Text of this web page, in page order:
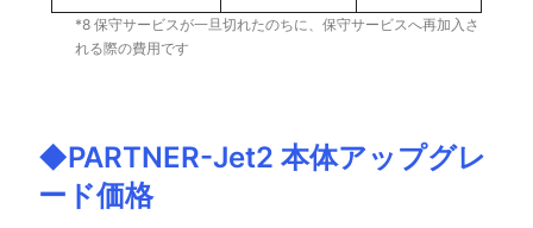
*8 保守サービスが一旦切れたのちに、保守サービスへ再加入さ
れる際の費用です
◆PARTNER-Jet2 本体アップグレ
ード価格